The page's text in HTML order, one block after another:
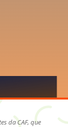
da CAF, que